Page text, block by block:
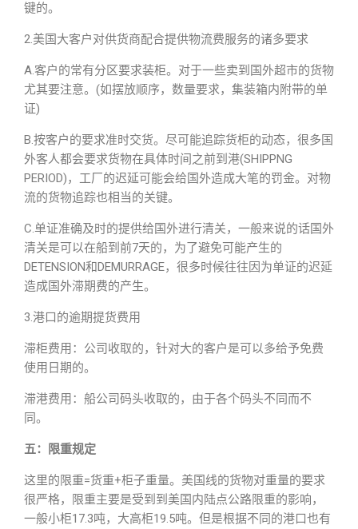
键的。
2.美国大客户对供货商配合提供物流费服务的诸多要求
A.客户的常有分区要求装柜。对于一些卖到国外超市的货物
尤其要注意。(如摆放顺序，数量要求，集装箱内附带的单
证)
B.按客户的要求准时交货。尽可能追踪货柜的动态，很多国
外客人都会要求货物在具体时间之前到港(SHIPPNG
PERIOD)，工厂的迟延可能会给国外造成大笔的罚金。对物
流的货物追踪也相当的关键。
C.单证准确及时的提供给国外进行清关，一般来说的话国外
清关是可以在船到前7天的，为了避免可能产生的
DETENSION和DEMURRAGE，很多时候往往因为单证的迟延
造成国外滞期费的产生。
3.港口的逾期提货费用
滞柜费用：公司收取的，针对大的客户是可以多给予免费
使用日期的。
滞港费用：船公司码头收取的，由于各个码头不同而不
同。
五：限重规定
这里的限重=货重+柜子重量。美国线的货物对重量的要求
很严格，限重主要是受到到美国内陆点公路限重的影响，
一般小柜17.3吨，大高柜19.5吨。但是根据不同的港口也有